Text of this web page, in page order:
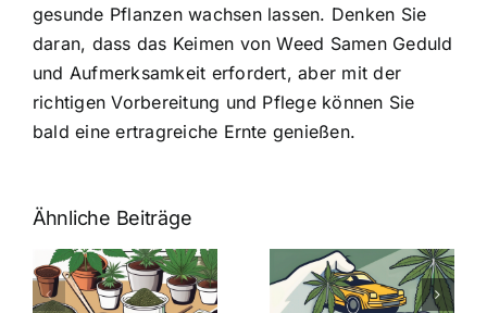
gesunde Pflanzen wachsen lassen. Denken Sie
daran, dass das Keimen von Weed Samen Geduld
und Aufmerksamkeit erfordert, aber mit der
richtigen Vorbereitung und Pflege können Sie
bald eine ertragreiche Ernte genießen.
Ähnliche Beiträge
Neue THC-
Grenzwert-
Regelung:
Was Sie über
Cannabis
Samen